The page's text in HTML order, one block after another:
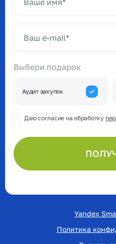
Выбери подарок
Аудит закупок
Даю согласие на обработку
Yandex
Политика